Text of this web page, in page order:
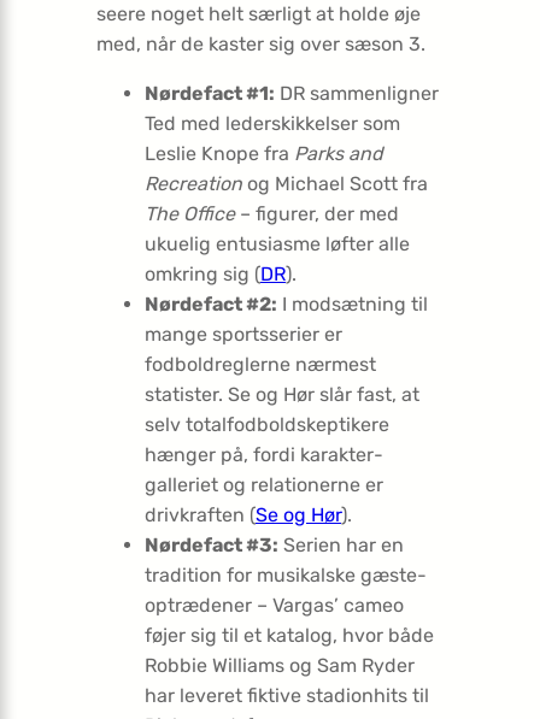
seere noget helt særligt at holde øje
med, når de kaster sig over sæson 3.
Nørdefact #1: DR sammenligner
Ted med lederskikkelser som
Leslie Knope fra Parks and
Recreation og Michael Scott fra
The Office– figurer, der med
ukuelig entusiasme løfter alle
omkring sig (DR).
Nørdefact #2: I modsætning til
mange sportsserier er
fodboldreglerne nærmest
statister. Se og Hør slår fast, at
selv totalfodboldskeptikere
hænger på, fordi karakter­
galleriet og relationerne er
drivkraften (Se og Hør).
Nørdefact #3: Serien har en
tradition for musikalske gæste­
optrædener – Vargas’ cameo
føjer sig til et katalog, hvor både
Robbie Williams og Sam Ryder
har leveret fiktive stadionhits til